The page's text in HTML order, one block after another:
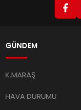
GÜNDEM
K.MARAŞ
HAVA DURUMU